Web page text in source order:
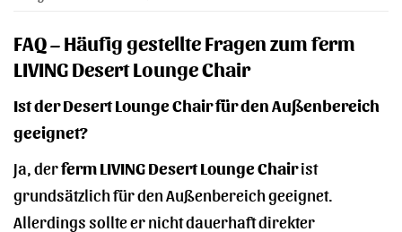
FAQ – Häufig gestellte Fragen zum ferm
LIVING Desert Lounge Chair
Ist der Desert Lounge Chair für den Außenbereich
geeignet?
Ja, derferm LIVING Desert Lounge Chairist
grundsätzlich für den Außenbereich geeignet.
Allerdings sollte er nicht dauerhaft direkter